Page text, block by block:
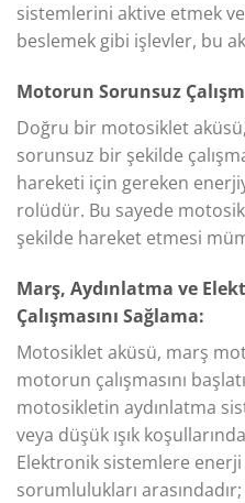
sistemlerini aktive etmek
beslemek gibi işlevler, bu
Motorun Sorunsuz
Doğru bir motosiklet
sorunsuz bir şekilde
hareketi için gereken
rolüdür. Bu sayede
şekilde hareket etmesi
Marş, Aydınlatma ve
Çalışmasını Sağlama:
Motosiklet aküsü, marş
motorun çalışmasını
motosikletin aydınlatma
veya düşük ışık
Elektronik sistemlere
sorumlulukları